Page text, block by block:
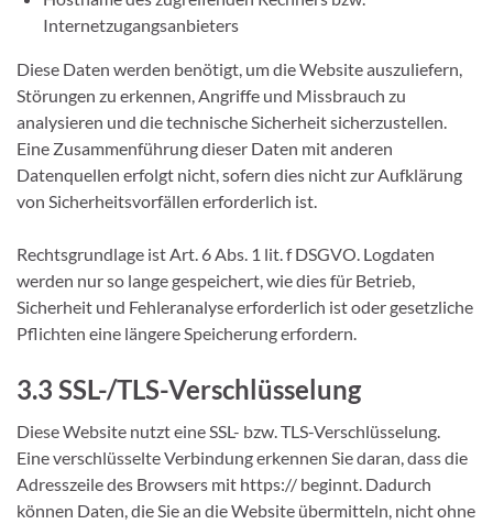
Internetzugangsanbieters
Diese Daten werden benötigt, um die Website auszuliefern,
Störungen zu erkennen, Angriffe und Missbrauch zu
analysieren und die technische Sicherheit sicherzustellen.
Eine Zusammenführung dieser Daten mit anderen
Datenquellen erfolgt nicht, sofern dies nicht zur Aufklärung
von Sicherheitsvorfällen erforderlich ist.
Rechtsgrundlage ist Art. 6 Abs. 1 lit. f DSGVO. Logdaten
werden nur so lange gespeichert, wie dies für Betrieb,
Sicherheit und Fehleranalyse erforderlich ist oder gesetzliche
Pflichten eine längere Speicherung erfordern.
3.3 SSL-/TLS-Verschlüsselung
Diese Website nutzt eine SSL- bzw. TLS-Verschlüsselung.
Eine verschlüsselte Verbindung erkennen Sie daran, dass die
Adresszeile des Browsers mit https:// beginnt. Dadurch
können Daten, die Sie an die Website übermitteln, nicht ohne